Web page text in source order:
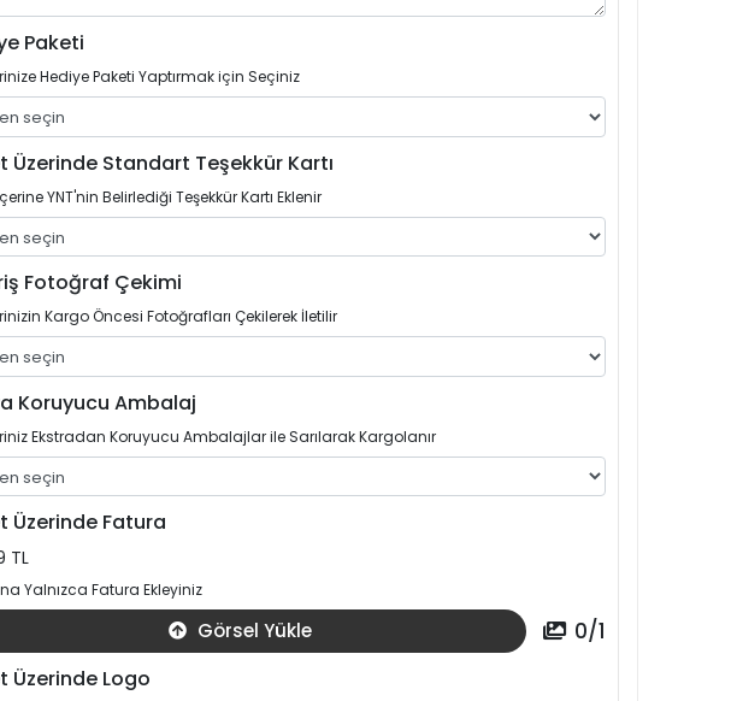
Paketi
Hediye Paketi Yaptırmak için Seçiniz
Üzerinde Standart Teşekkür Kartı
YNT'nin Belirlediği Teşekkür Kartı Eklenir
Fotoğraf Çekimi
Kargo Öncesi Fotoğrafları Çekilerek İletilir
Koruyucu Ambalaj
Ekstradan Koruyucu Ambalajlar ile Sarılarak Kargolanır
Üzerinde Fatura
TL
Yalnızca Fatura Ekleyiniz
Görsel Yükle 0/1
Üzerinde Logo